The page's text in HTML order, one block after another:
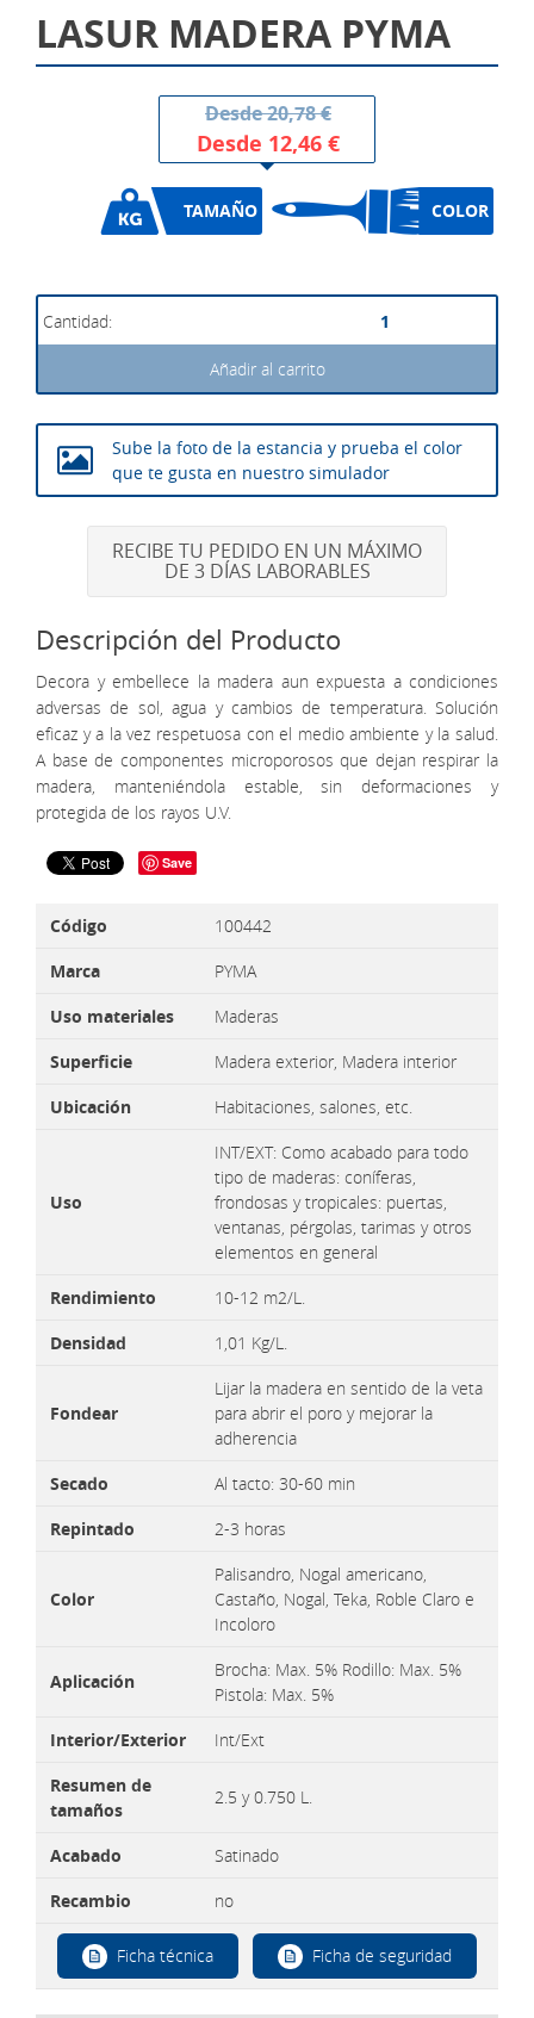
LASUR MADERA PYMA
Desde20,78 €
Desde 12,46 €
TAMAÑO COLOR
Añadir al carrito
Sube la foto de la estancia y prueba el color
que te gusta en nuestro simulador
RECIBE TU PEDIDO EN UN MÁXIMO
DE 3 DÍAS LABORABLES
Descripción del Producto
Decora y embellece la madera aun expuesta a condiciones
adversas de sol, agua y cambios de temperatura. Solución
eficaz y a la vez respetuosa con el medio ambiente y la salud.
A base de componentes microporosos que dejan respirar la
madera, manteniéndola estable, sin deformaciones y
protegida de los rayos U.V.
Save
Código
100442
Marca
PYMA
Uso materiales
Maderas
Superficie
Madera exterior, Madera interior
Ubicación
Habitaciones, salones, etc.
Uso
INT/EXT: Como acabado para todo
tipo de maderas: coníferas,
frondosas y tropicales: puertas,
ventanas, pérgolas, tarimas y otros
elementos en general
Rendimiento
10-12 m2/L.
Densidad
1,01 Kg/L.
Fondear
Lijar la madera en sentido de la veta
para abrir el poro y mejorar la
adherencia
Secado
Al tacto: 30-60 min
Repintado
2-3 horas
Color
Palisandro, Nogal americano,
Castaño, Nogal, Teka, Roble Claro e
Incoloro
Aplicación
Brocha: Max. 5% Rodillo: Max. 5%
Pistola: Max. 5%
Interior/Exterior
Int/Ext
Resumen de
tamaños
2.5 y 0.750 L.
Acabado
Satinado
Recambio
no
Ficha técnica Ficha de seguridad